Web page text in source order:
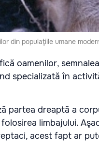
din populaţiile umane
oamenilor,
specializată în
partea dreaptă a
limbajului.
acest fapt ar